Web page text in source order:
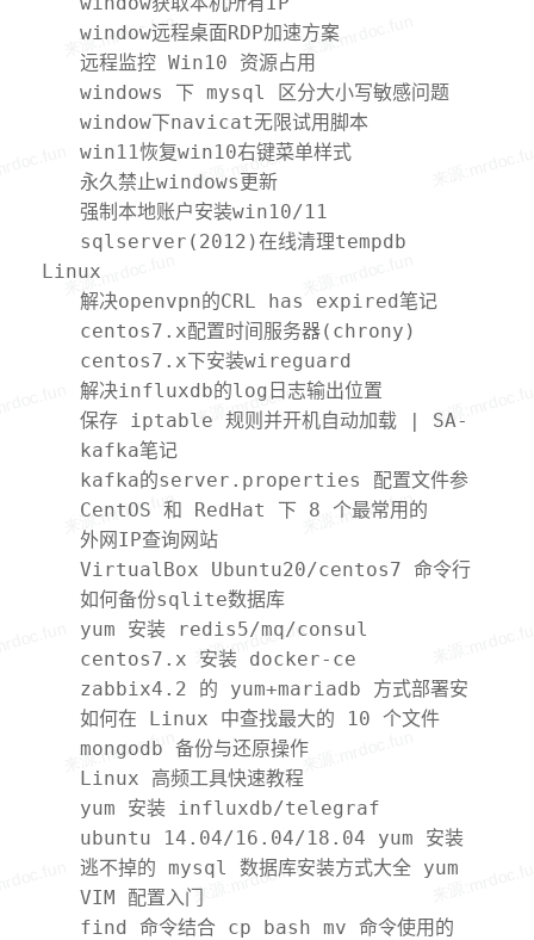
window远程桌面RDP加速方案
远程监控 Win10 资源占用
windows 下 mysql 区分大小写敏感问题
window下navicat无限试用脚本
win11恢复win10右键菜单样式
永久禁止windows更新
强制本地账户安装win10/11
sqlserver(2012)在线清理tempdb
Linux
解决openvpn的CRL has expired笔记
centos7.x配置时间服务器(chrony)
centos7.x下安装wireguard
解决influxdb的log日志输出位置
保存 iptable 规则并开机自动加载 | SA-
Logs
kafka笔记
kafka的server.properties 配置文件参
数说明
CentOS 和 RedHat 下 8 个最常用的
YUM 库
外网IP查询网站
VirtualBox Ubuntu20/centos7 命令行
如何扩容分区磁盘
如何备份sqlite数据库
yum 安装 redis5/mq/consul
centos7.x 安装 docker-ce
zabbix4.2 的 yum+mariadb 方式部署安
装
如何在 Linux 中查找最大的 10 个文件
mongodb 备份与还原操作
Linux 高频工具快速教程
yum 安装 influxdb/telegraf
ubuntu 14.04/16.04/18.04 yum 安装
zabbix-agent 教程
逃不掉的 mysql 数据库安装方式大全 yum
rpm 源码
VIM 配置入门
find 命令结合 cp bash mv 命令使用的